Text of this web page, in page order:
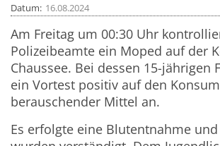
Datum 16.08.2024
Am Freitag um 00:30 Uhr
Polizeibeamte ein Moped auf der
Chaussee. Bei dessen 15-jährigen
ein Vortest positiv auf den Konsum
berauschender Mittel an.
Es erfolgte eine Blutentnahme